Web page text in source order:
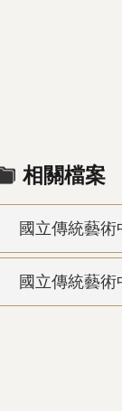
相關檔案
國立傳統藝
國立傳統藝